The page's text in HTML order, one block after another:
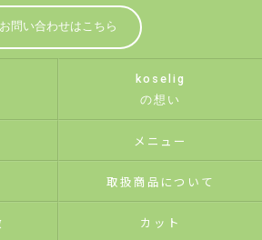
お問い合わせはこちら
koselig
の想い
メニュー
取扱商品について
カット